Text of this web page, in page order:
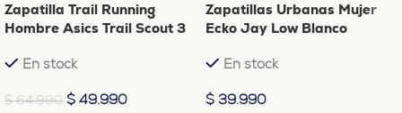
Zapatilla Trail Running
Hombre Asics Trail Scout 3
En stock
$64.990 $ 49.990
Zapatillas Urbanas Mujer
Ecko Jay Low Blanco
En stock
$ 39.990